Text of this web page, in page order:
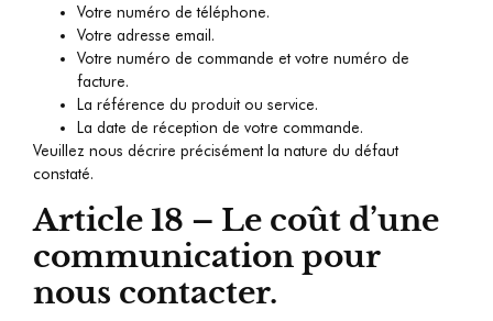
Votre numéro de téléphone.
Votre adresse email.
Votre numéro de commande et votre numéro de
facture.
La référence du produit ou service.
La date de réception de votre commande.
Veuillez nous décrire précisément la nature du défaut
constaté.
Article 18 – Le coût d’une
communication pour
nous contacter.